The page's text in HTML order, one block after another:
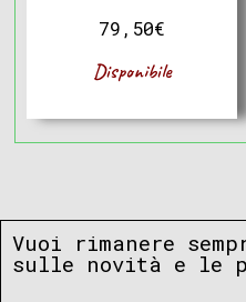
79,50€
Disponibile
Vuoi rimanere
sulle novità e le